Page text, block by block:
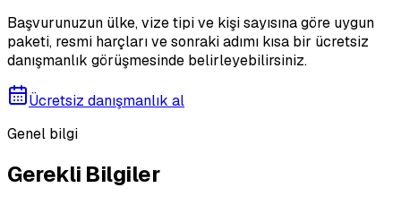
Başvurunuzun ülke, vize tipi ve kişi sayısına göre uygun
paketi, resmi harçları ve sonraki adımı kısa bir ücretsiz
danışmanlık görüşmesinde belirleyebilirsiniz.
Ücretsiz danışmanlık al
Genel bilgi
Gerekli Bilgiler